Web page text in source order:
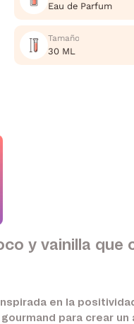
Eau de Parfum
Tamaño
30 ML
y vainilla que
en la
para crear un